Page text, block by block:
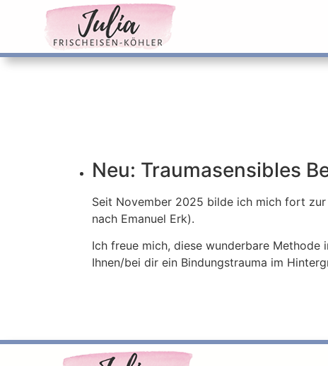
Neu: Traumasensibles
Seit November 2025 bilde ich mich fort zur
nach Emanuel Erk).
Ich freue mich, diese wunderbare
Ihnen/bei dir ein Bindungstrauma im